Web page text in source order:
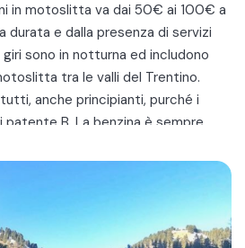
in motoslitta va dai 50€ ai 100€ a
durata e dalla presenza di servizi
sono in notturna ed includono
tra le valli del Trentino.
anche principianti, purché i
B. La benzina è sempre
da esperti aprifila che vi
più scenografici!
in motoslitta in Trentino vicino a
Lavarone, Madonna di Campiglio e